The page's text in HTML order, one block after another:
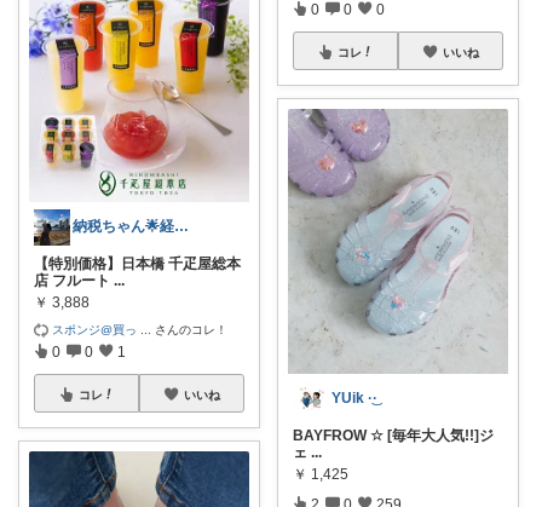
納税ちゃん🌟経由購入★
【特別価格】日本橋 千疋屋総本
店 フルート ...
￥ 3,888
スポンジ@買っ さんのコレ！
0 0 1
コレ いいね
0 0 0
コレ いいね
YUik ·͜· ︎︎
BAYFROW ☆ [毎年大人気!!]ジ
ェ ...
￥ 1,425
2 0 259